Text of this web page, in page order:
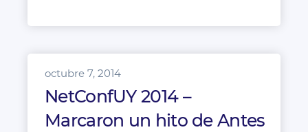
octubre 7, 2014
NetConfUY 2014 –
Marcaron un hito de Antes